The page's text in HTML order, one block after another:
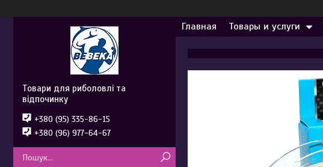
Главная Товары и услуги
Товари для риболовлі та
відпочинку
+380 (95) 335-86-15
+380 (96) 977-64-67